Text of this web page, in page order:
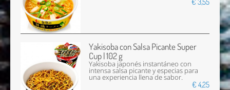
Yakisoba con Salsa Picante Super
Cup | 102 g
Yakisoba japonés instantáneo con
intensa salsa picante y especias para
una experiencia llena de sabor.
€ 4,25